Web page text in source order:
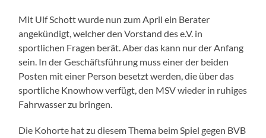
Mit Ulf Schott wurde nun zum April ein Berater
angekündigt, welcher den Vorstand des e.V. in
sportlichen Fragen berät. Aber das kann nur der Anfang
sein. In der Geschäftsführung muss einer der beiden
Posten mit einer Person besetzt werden, die über das
sportliche Knowhow verfügt, den MSV wieder in ruhiges
Fahrwasser zu bringen.
Die Kohorte hat zu diesem Thema beim Spiel gegen BVB